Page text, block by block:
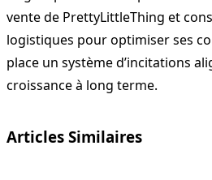
vente de PrettyLittleThing et
logistiques pour optimiser ses
place un système d’incitations
croissance à long terme.
Articles Similaires